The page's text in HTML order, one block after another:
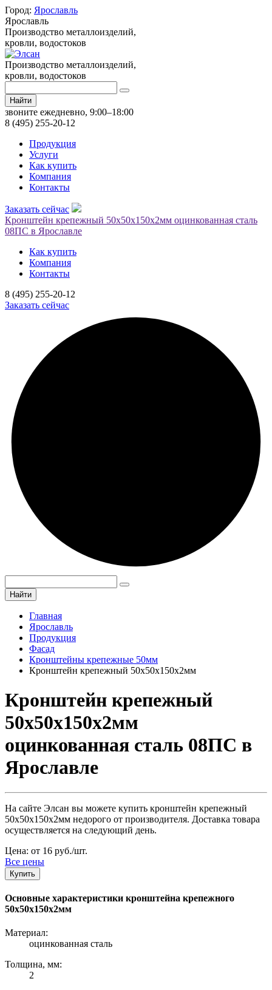
Город: Ярославль
Ярославль
Производство металлоизделий,
кровли, водостоков
Производство металлоизделий,
кровли, водостоков
Найти
звоните ежедневно, 9:00–18:00
8 (495) 255-20-12
Продукция
Услуги
Как купить
Компания
Контакты
Заказать сейчас
Кронштейн крепежный 50х50х150х2мм оцинкованная сталь
08ПС в Ярославле
Как купить
Компания
Контакты
8 (495) 255-20-12
Заказать сейчас
Найти
Главная
Ярославль
Продукция
Фасад
Кронштейны крепежные 50мм
Кронштейн крепежный 50х50х150х2мм
Кронштейн крепежный
50х50х150х2мм
оцинкованная сталь 08ПС в
Ярославле
На сайте Элсан вы можете купить кронштейн крепежный
50х50х150х2мм недорого от производителя. Доставка товара
осуществляется на следующий день.
Цена: от 16 руб./шт.
Все цены
Купить
Основные характеристики кронштейна крепежного
50х50х150х2мм
Материал:
оцинкованная сталь
Толщина, мм:
2